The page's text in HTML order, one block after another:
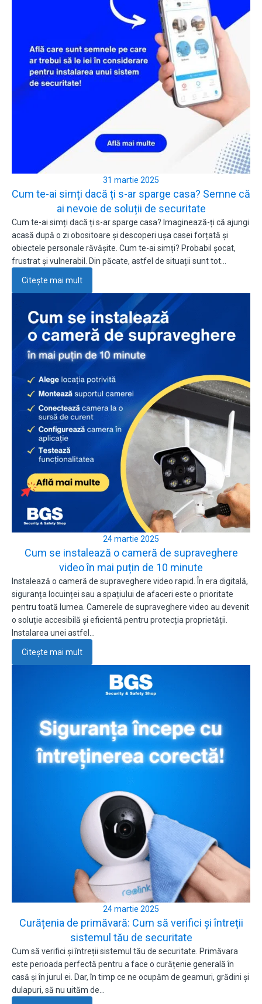
31 martie 2025
Cum te-ai simți dacă ți s-ar sparge casa? Semne că
ai nevoie de soluții de securitate
Cum te-ai simți dacă ți s-ar sparge casa? Imaginează-ți că ajungi
acasă după o zi obositoare și descoperi ușa casei forțată și
obiectele personale răvășite. Cum te-ai simți? Probabil șocat,
frustrat și vulnerabil. Din păcate, astfel de situații sunt tot…
Citește mai mult
24 martie 2025
Cum se instalează o cameră de supraveghere
video în mai puțin de 10 minute
Instalează o cameră de supraveghere video rapid. În era digitală,
siguranța locuinței sau a spațiului de afaceri este o prioritate
pentru toată lumea. Camerele de supraveghere video au devenit
o soluție accesibilă și eficientă pentru protecția proprietății.
Instalarea unei astfel…
Citește mai mult
24 martie 2025
Curățenia de primăvară: Cum să verifici și întreții
sistemul tău de securitate
Cum să verifici și întreții sistemul tău de securitate. Primăvara
este perioada perfectă pentru a face o curățenie generală în
casă și în jurul ei. Dar, în timp ce ne ocupăm de geamuri, grădini și
dulapuri, să nu uităm de…